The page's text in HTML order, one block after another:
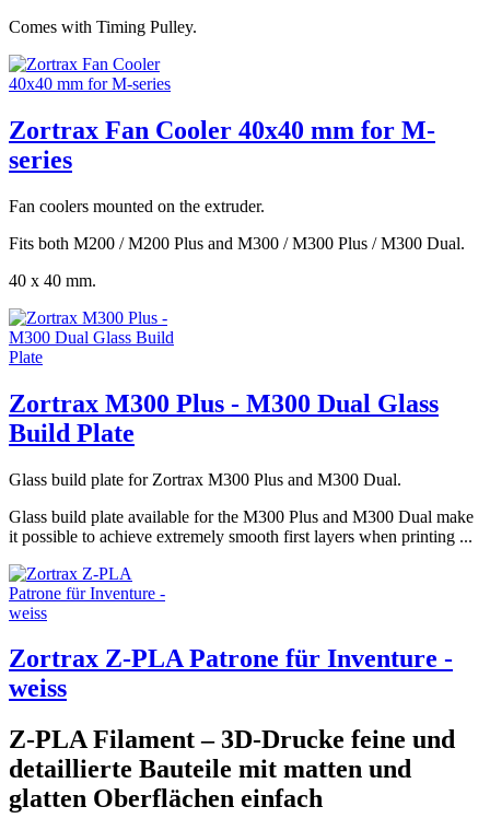
Comes with Timing Pulley.
Zortrax Fan Cooler 40x40 mm for M-
series
Fan coolers mounted on the extruder.
Fits both M200 / M200 Plus and M300 / M300 Plus / M300 Dual.
40 x 40 mm.
Zortrax M300 Plus - M300 Dual Glass
Build Plate
Glass build plate for Zortrax M300 Plus and M300 Dual.
Glass build plate available for the M300 Plus and M300 Dual make
it possible to achieve extremely smooth first layers when printing ...
Zortrax Z-PLA Patrone für Inventure -
weiss
Z-PLA Filament – 3D-Drucke feine und
detaillierte Bauteile mit matten und
glatten Oberflächen einfach